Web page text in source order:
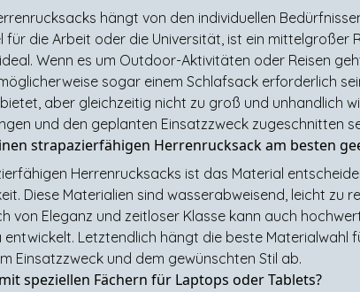
hängt von den individuellen
für die Arbeit oder die Universität, ist ein
Wenn es um Outdoor-Aktivitäten oder Reisen
sogar einem Schlafsack erforderlich
aber gleichzeitig nicht zu groß und unhandlich
und den geplanten Einsatzzweck zugeschnitten
strapazierfähigen Herrenrucksack am besten
Herrenrucksacks ist das Material
Diese Materialien sind wasserabweisend, leicht zu
von Eleganz und zeitloser Klasse kann auch
entwickelt. Letztendlich hängt die beste
Einsatzzweck und dem gewünschten Stil ab.
speziellen Fächern für Laptops oder Tablets?